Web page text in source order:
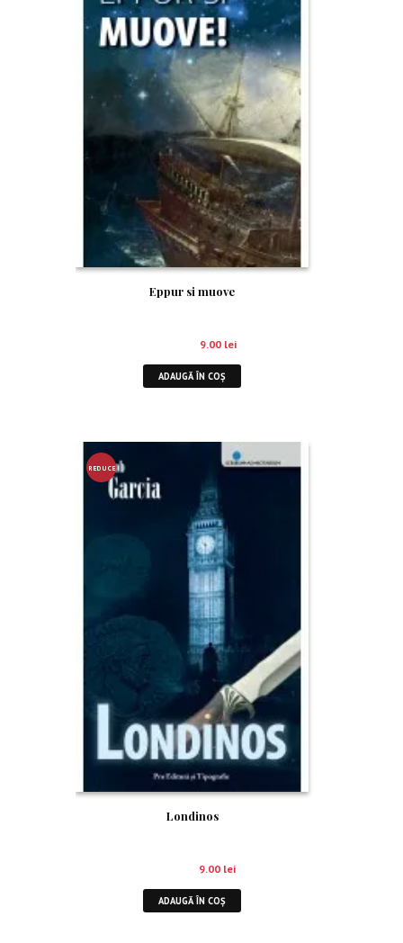
Eppur si muove
9.00 lei
ADAUGĂ ÎN COȘ
REDUCE
Londinos
9.00 lei
ADAUGĂ ÎN COȘ